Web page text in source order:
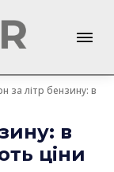
за літр бензину: в
в
ціни